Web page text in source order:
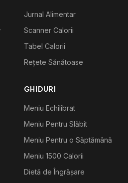
Jurnal Alimentar
Scanner Calorii
Tabel Calorii
Rețete Sănătoase
GHIDURI
Meniu Echilibrat
Meniu Pentru Slăbit
Meniu Pentru o Săptămână
Meniu 1500 Calorii
Dietă de Îngrășare